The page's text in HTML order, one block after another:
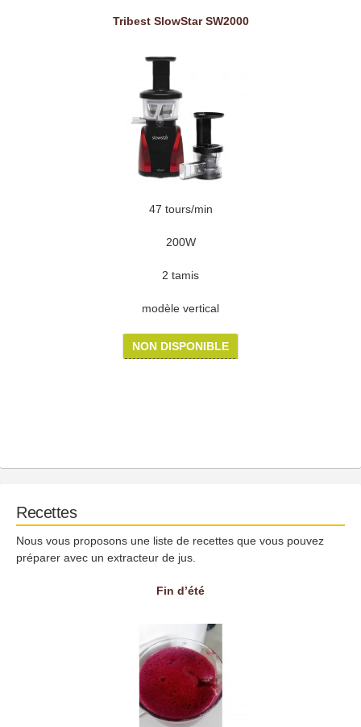
Tribest SlowStar SW2000
47 tours/min
200W
2 tamis
modèle vertical
NON DISPONIBLE
Recettes
Nous vous proposons une liste de recettes que vous pouvez
préparer avec un extracteur de jus.
Fin d’été